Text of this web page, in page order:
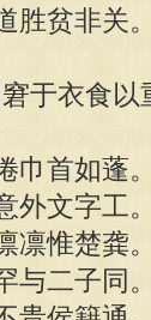
胜贫非关
于衣食
巾首如蓬
外文字工
凛惟楚龚
与二子同